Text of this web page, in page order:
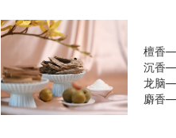
檀香
沉香
龙脑
麝香